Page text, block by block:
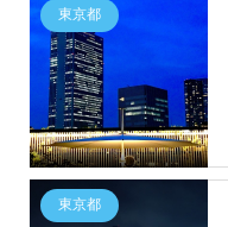
東京都
東京都